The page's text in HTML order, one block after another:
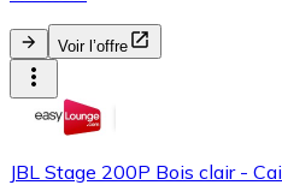
Voir l’offre
JBL Stage 200P Bois clair -